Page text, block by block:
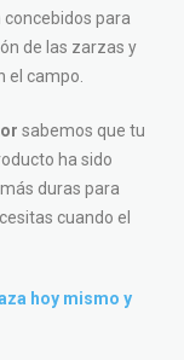
concebidos para
de las zarzas y
el campo.
sabemos que tu
ha sido
duras para
cuando el
hoy mismo y